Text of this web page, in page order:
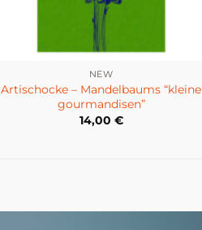
NEW
Artischocke – Mandelbaums “kleine
gourmandisen”
14,00 €